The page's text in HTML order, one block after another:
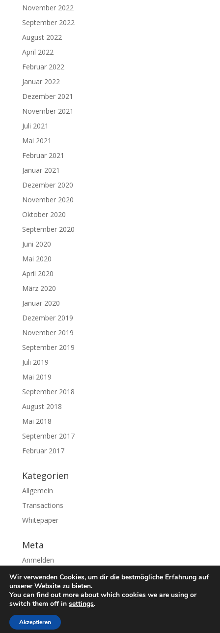
November 2022
September 2022
August 2022
April 2022
Februar 2022
Januar 2022
Dezember 2021
November 2021
Juli 2021
Mai 2021
Februar 2021
Januar 2021
Dezember 2020
November 2020
Oktober 2020
September 2020
Juni 2020
Mai 2020
April 2020
März 2020
Januar 2020
Dezember 2019
November 2019
September 2019
Juli 2019
Mai 2019
September 2018
August 2018
Mai 2018
September 2017
Februar 2017
Kategorien
Allgemein
Transactions
Whitepaper
Meta
Anmelden
Eintrags-Feed
Kommentar-Feed
WordPress.org
Wir verwenden Cookies, um dir die bestmögliche Erfahrung auf
unserer Website zu bieten.
You can find out more about which cookies we are using or
switch them off in settings.
Akzeptieren